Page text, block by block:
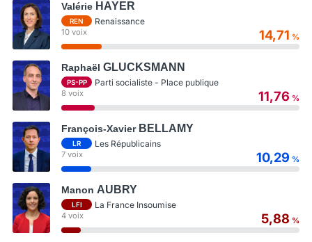
Valérie HAYER
REN Renaissance
10 voix 14,71 %
Raphaël GLUCKSMANN
PS-PP Parti socialiste - Place publique
8 voix 11,76 %
François-Xavier BELLAMY
LR Les Républicains
7 voix 10,29 %
Manon AUBRY
LFI La France Insoumise
4 voix 5,88 %